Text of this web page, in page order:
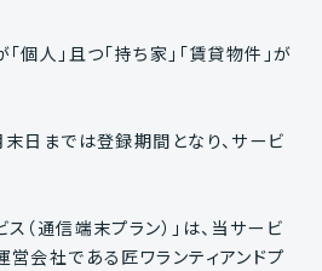
個人」且つ「持ち家」「賃貸物件」が
末日までは登録期間となり、サービ
（通信端末プラン）」は、当サービ
営会社である匠ワランティアンドプ